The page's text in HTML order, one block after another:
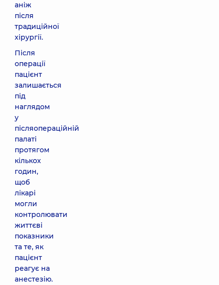
аніж
після
традиційної
хірургії.
Після
операції
пацієнт
залишається
під
наглядом
у
післяопераційній
палаті
протягом
кількох
годин,
щоб
лікарі
могли
контролювати
життєві
показники
та те, як
пацієнт
реагує на
анестезію.